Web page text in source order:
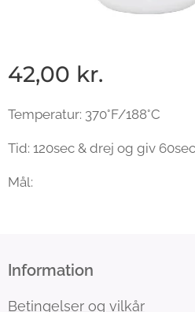
42,00 kr.
Temperatur: 370°F/188°C
Tid: 120sec & drej og giv
Mål:
Information
Betingelser og vilkår